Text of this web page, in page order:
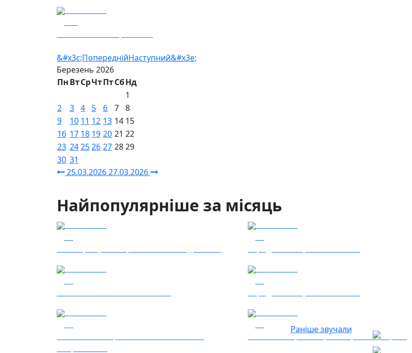
Раніше звучали
&#x3c;ПопереднійНаступний&#x3e;
Березень 2026
ПнВтСрЧтПтСбНд
1
2
3 4 5 6 7 8
9
10 11 12 13 14 15
16 17 18 19 20 21 22
23 242526 27 2829
30 31
25.03.202627.03.2026
Найпопулярніше за місяць
Гість - 52 Окремої Арттилерійської Бригади